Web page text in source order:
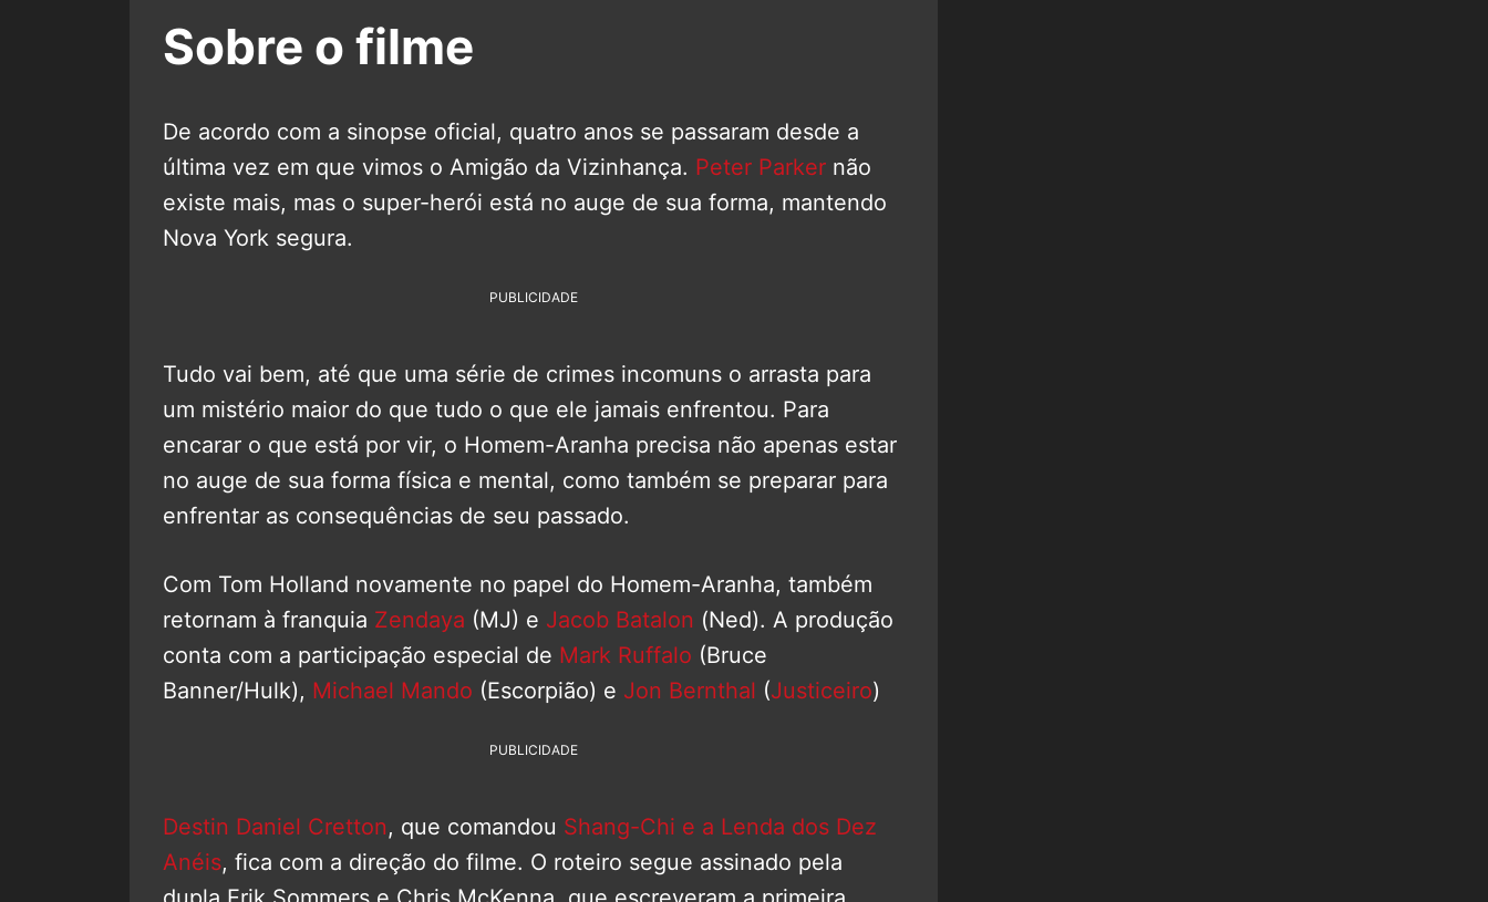
Sobre o filme
De acordo com a sinopse oficial, quatro anos se passaram desde a
última vez em que vimos o Amigão da Vizinhança. Peter Parker não
existe mais, mas o super-herói está no auge de sua forma, mantendo
Nova York segura.
PUBLICIDADE
Tudo vai bem, até que uma série de crimes incomuns o arrasta para
um mistério maior do que tudo o que ele jamais enfrentou. Para
encarar o que está por vir, o Homem-Aranha precisa não apenas estar
no auge de sua forma física e mental, como também se preparar para
enfrentar as consequências de seu passado.
Com Tom Holland novamente no papel do Homem-Aranha, também
retornam à franquia Zendaya (MJ) e Jacob Batalon (Ned). A produção
conta com a participação especial de Mark Ruffalo (Bruce
Banner/Hulk), Michael Mando (Escorpião) e Jon Bernthal (Justiceiro)
PUBLICIDADE
Destin Daniel Cretton, que comandou Shang-Chi e a Lenda dos Dez
Anéis, fica com a direção do filme. O roteiro segue assinado pela